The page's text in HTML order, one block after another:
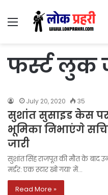
Menu
फर्स्ट लुक
July 20, 2020 35
सुशांत सुसाइड केस
भूमिका निभाएंगे
जारी
सुशांत सिंह राजपूत की मौत के बाद
मर्डर: एक स्टार खो गया’ में…
Read More »